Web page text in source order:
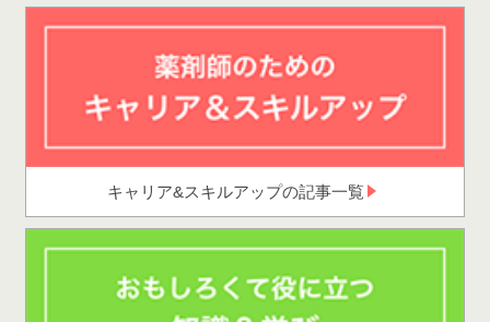
キャリア&スキルアップの記事一覧